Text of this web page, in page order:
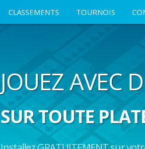
CLASSEMENTS TOURNOIS
JOUEZ AVEC
SUR TOUTE